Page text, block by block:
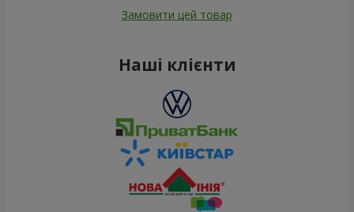
Замовити цей товар
Наші клієнти